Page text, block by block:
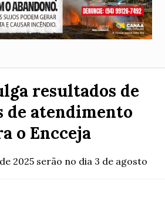
resultados de
de atendimento
o Encceja
2025 serão no dia 3 de agosto